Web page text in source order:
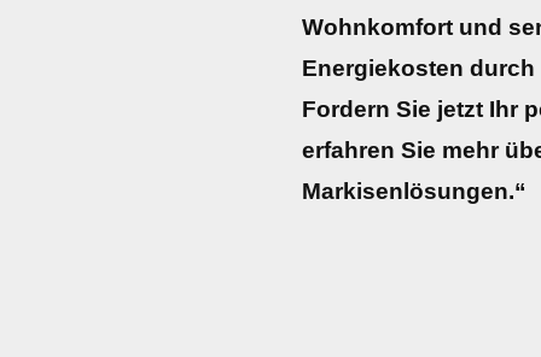
Wohnkomfort und
Energiekosten durch
Fordern Sie jetzt Ihr
erfahren Sie mehr
Markisenlösungen.“